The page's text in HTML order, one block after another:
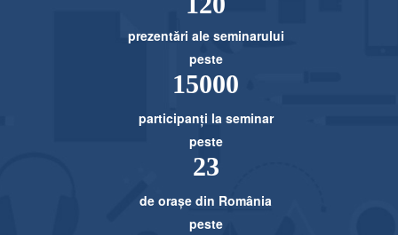
prezentări ale seminarului
peste
15000
participanți la seminar
peste
23
de orașe din România
peste